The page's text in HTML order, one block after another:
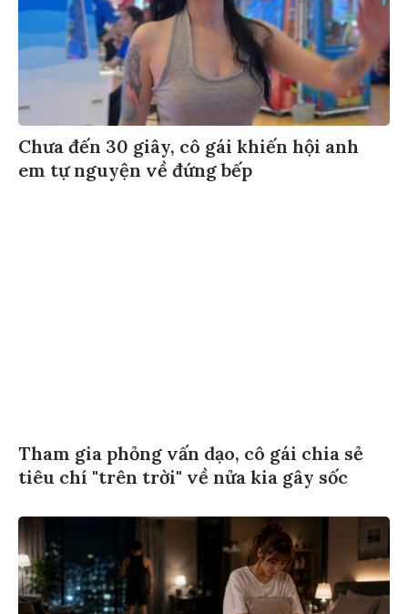
Chưa đến 30 giây, cô gái khiến hội anh
em tự nguyện về đứng bếp
Tham gia phỏng vấn dạo, cô gái chia sẻ
tiêu chí "trên trời" về nửa kia gây sốc